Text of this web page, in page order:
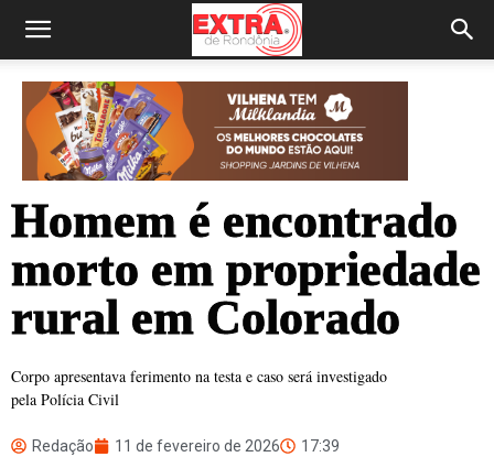
Homem é encontrado
morto em propriedade
rural em Colorado
Corpo apresentava ferimento na testa e caso será investigado
pela Polícia Civil
Redação 11 de fevereiro de 2026 17:39